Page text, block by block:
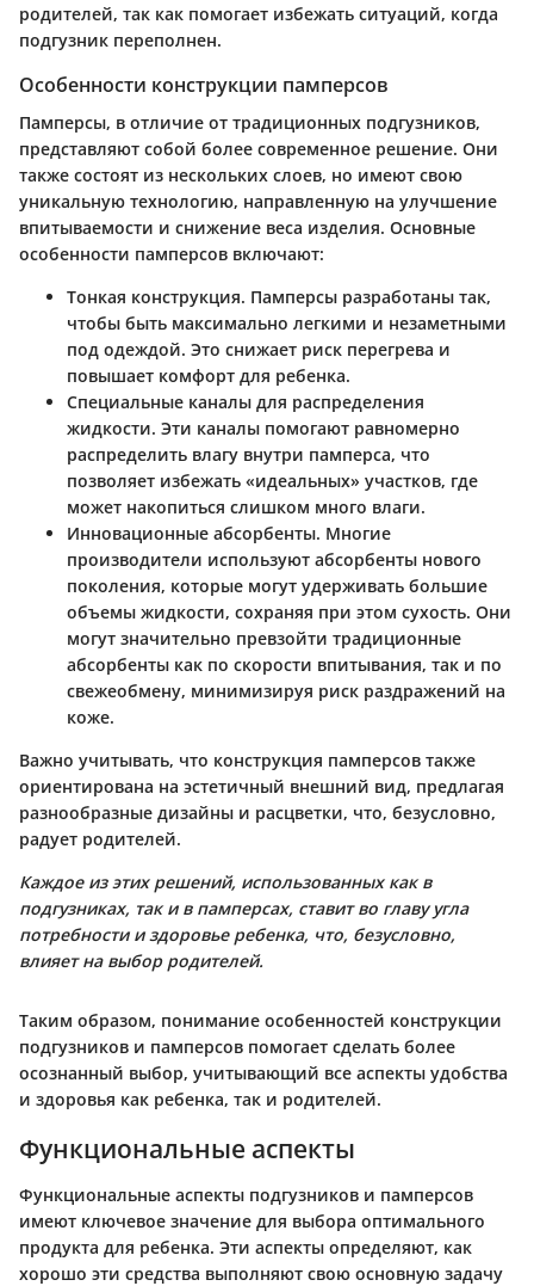
родителей, так как помогает избежать ситуаций, когда
подгузник переполнен.
Особенности конструкции памперсов
Памперсы, в отличие от традиционных подгузников,
представляют собой более современное решение. Они
также состоят из нескольких слоев, но имеют свою
уникальную технологию, направленную на улучшение
впитываемости и снижение веса изделия. Основные
особенности памперсов включают:
Тонкая конструкция. Памперсы разработаны так,
чтобы быть максимально легкими и незаметными
под одеждой. Это снижает риск перегрева и
повышает комфорт для ребенка.
Специальные каналы для распределения
жидкости. Эти каналы помогают равномерно
распределить влагу внутри памперса, что
позволяет избежать «идеальных» участков, где
может накопиться слишком много влаги.
Инновационные абсорбенты. Многие
производители используют абсорбенты нового
поколения, которые могут удерживать большие
объемы жидкости, сохраняя при этом сухость. Они
могут значительно превзойти традиционные
абсорбенты как по скорости впитывания, так и по
свежеобмену, минимизируя риск раздражений на
коже.
Важно учитывать, что конструкция памперсов также
ориентирована на эстетичный внешний вид, предлагая
разнообразные дизайны и расцветки, что, безусловно,
радует родителей.
Каждое из этих решений, использованных как в
подгузниках, так и в памперсах, ставит во главу угла
потребности и здоровье ребенка, что, безусловно,
влияет на выбор родителей.
Таким образом, понимание особенностей конструкции
подгузников и памперсов помогает сделать более
осознанный выбор, учитывающий все аспекты удобства
и здоровья как ребенка, так и родителей.
Функциональные аспекты
Функциональные аспекты подгузников и памперсов
имеют ключевое значение для выбора оптимального
продукта для ребенка. Эти аспекты определяют, как
хорошо эти средства выполняют свою основную задачу